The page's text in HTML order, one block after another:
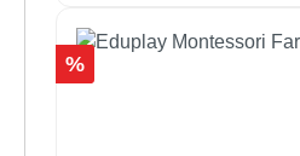
Rabatt
%